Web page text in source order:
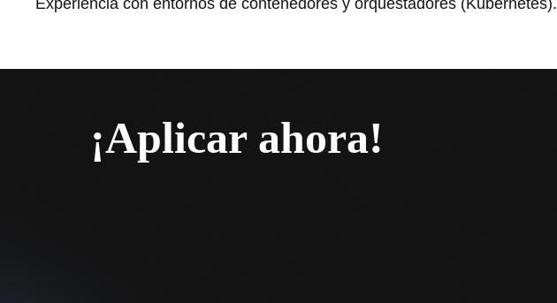
Experiencia con entornos de contenedores y orquestadores (Kubernetes).
¡Aplicar ahora!